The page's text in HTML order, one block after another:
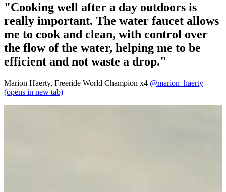
"Cooking well after a day outdoors is
really important. The water faucet allows
me to cook and clean, with control over
the flow of the water, helping me to be
efficient and not waste a drop."
Marion Haerty, Freeride World Champion x4 @marion_haerty
(opens in new tab)